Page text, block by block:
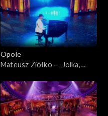
Opole
Mateusz Ziółko – „Jolka,
Koncert „Zróbmy więc
prywatkę”